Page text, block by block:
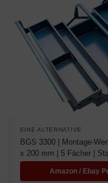
EINE ALTERNATIVE
BGS 3300 | Montage-
x 200 mm | 5 Fächer |
Amazon / Ebay